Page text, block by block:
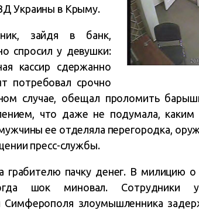
Украины в Крыму.
зайдя в банк,
спросил у девушки:
кассир сдержанно
потребовал срочно
случае, обещал проломить
что даже не подумала, каким
ее отделяла перегородка,
пресс-службы.
грабителю пачку денег. В милицию
шок миновал. Сотрудники
злоумышленника